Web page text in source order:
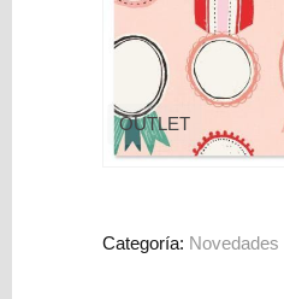
Liquidación
Scrapbooking
Colorantes
OUTLET
Categoría: Novedades